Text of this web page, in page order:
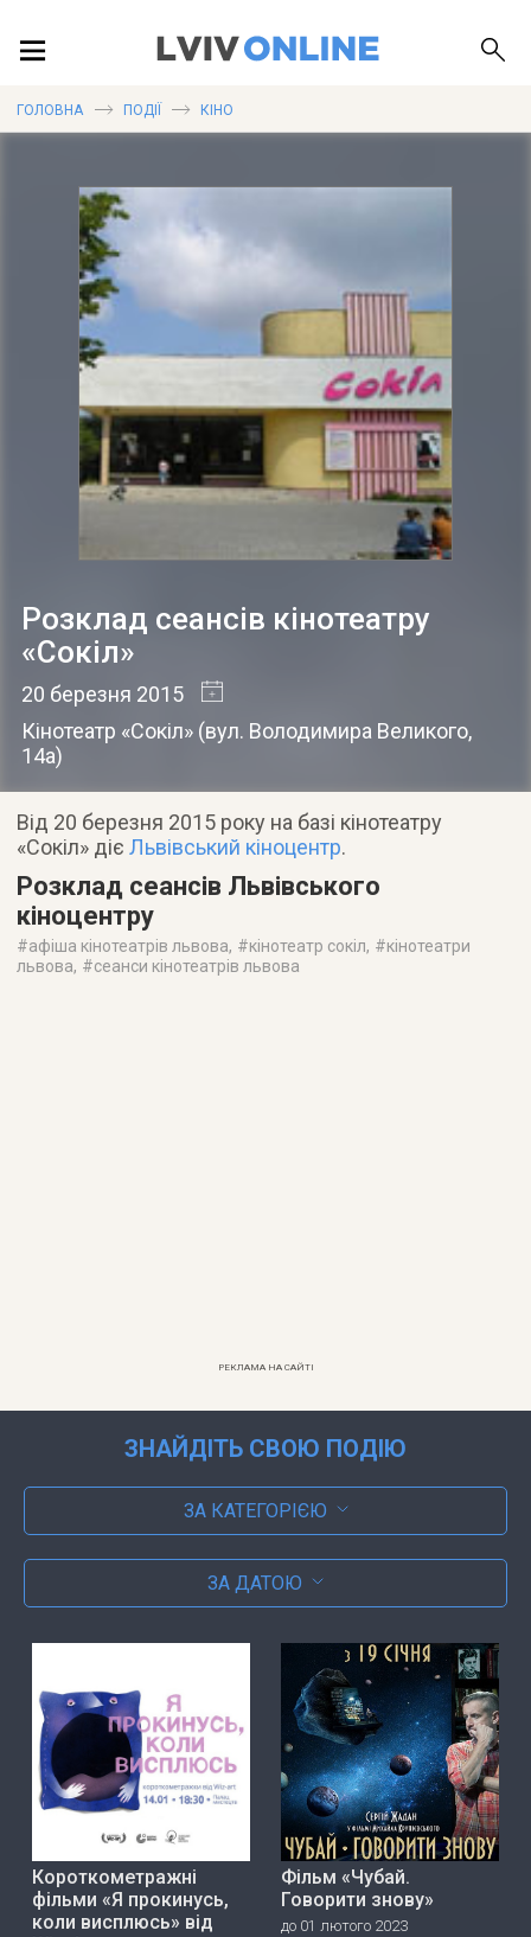
ПУБЛІКАЦІЇ
ДОВІДКА
ГОЛОВНА ПОДІЇ КІНО
Розклад сеансів кінотеатру
«Сокіл»
20 березня 2015
Кінотеатр «Сокіл» (вул. Володимира Великого,
14а)
Від 20 березня 2015 року на базі кінотеатру
«Сокіл» дієЛьвівський кіноцентр.
Розклад сеансів Львівського
кіноцентру
#афіша кінотеатрів львова, #кінотеатр сокіл, #кінотеатри
львова, #сеанси кінотеатрів львова
РЕКЛАМА НА САЙТІ
ЗНАЙДІТЬ СВОЮ ПОДІЮ
ЗА КАТЕГОРІЄЮ
ЗА ДАТОЮ
Короткометражні
фільми «Я прокинусь,
коли висплюсь» від
Фільм «Чубай.
Говорити знову»
до 01 лютого 2023